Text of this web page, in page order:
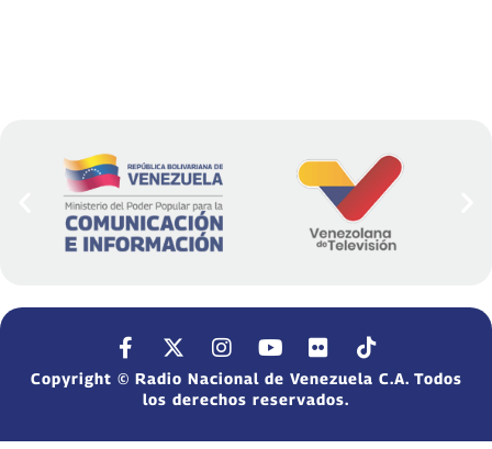
Copyright © Radio Nacional de Venezuela C.A. Todos
los derechos reservados.